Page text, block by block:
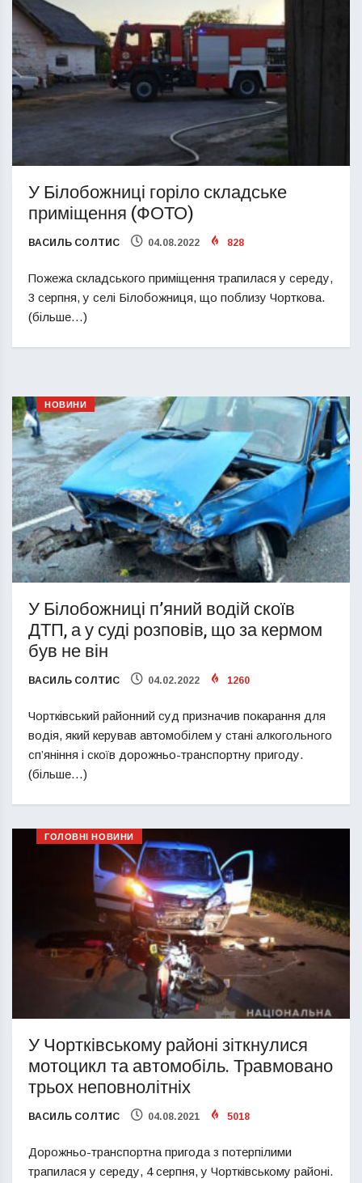
У Білобожниці горіло складське
приміщення (ФОТО)
ВАСИЛЬ СОЛТИС 04.08.2022 828
Пожежа складського приміщення трапилася у середу,
3 серпня, у селі Білобожниця, що поблизу Чорткова.
(більше…)
НОВИНИ
У Білобожниці п’яний водій скоїв
ДТП, а у суді розповів, що за кермом
був не він
ВАСИЛЬ СОЛТИС 04.02.2022 1260
Чортківський районний суд призначив покарання для
водія, який керував автомобілем у стані алкогольного
сп’яніння і скоїв дорожньо-транспортну пригоду.
(більше…)
ГОЛОВНІ НОВИНИ
У Чортківському районі зіткнулися
мотоцикл та автомобіль. Травмовано
трьох неповнолітніх
ВАСИЛЬ СОЛТИС 04.08.2021 5018
Дорожньо-транспортна пригода з потерпілими
трапилася у середу, 4 серпня, у Чортківському районі.